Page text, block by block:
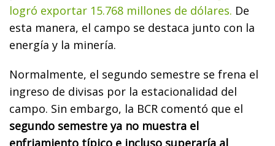
logró exportar 15.768 millones de dólares. De
esta manera, el campo se destaca junto con la
energía y la minería.
Normalmente, el segundo semestre se frena el
ingreso de divisas por la estacionalidad del
campo. Sin embargo, la BCR comentó que el
segundo semestre ya no muestra el
enfriamiento típico e incluso superaría al